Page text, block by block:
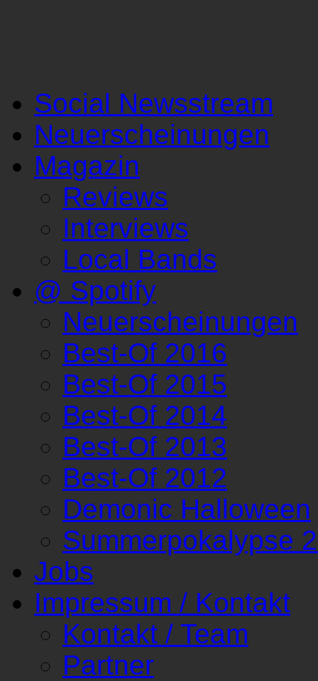
Social Newsstream
Neuerscheinungen
Magazin
Reviews
Interviews
Local Bands
@ Spotify
Neuerscheinungen
Best-Of 2016
Best-Of 2015
Best-Of 2014
Best-Of 2013
Best-Of 2012
Demonic Halloween
Summerpokalypse
Jobs
Impressum / Kontakt
Kontakt / Team
Partner